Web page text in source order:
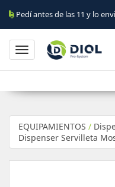
de las 11 y lo enviamos en
Toggle navigation
EQUIPAMIENTOS /
Dispenser Servilleta